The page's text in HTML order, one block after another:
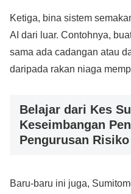
Ketiga, bina sistem
AI dari luar. Contohnya,
sama ada cadangan atau
daripada rakan niaga
Belajar dari Kes
Keseimbangan
Pengurusan Risiko
Baru-baru ini juga,